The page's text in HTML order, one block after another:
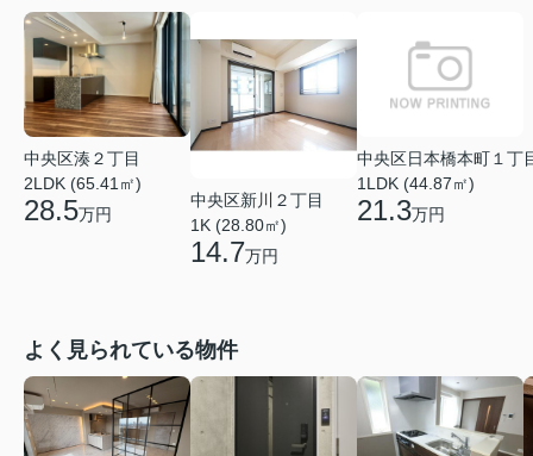
中央区湊２丁目
2LDK (65.41㎡)
28.5万円
中央区新川２丁目
1K (28.80㎡)
14.7万円
中央区日本橋本町１丁
1LDK (44.87㎡)
21.3万円
よく見られている物件